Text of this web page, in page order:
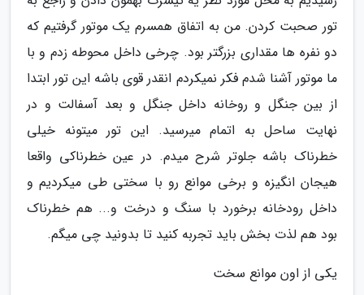
تور صحبت کردن. من به اتفاق همسرم یک موتور گرفتیم که
دو نفره ها مقداری بزرگتر بود. چرخی داخل محوطه زدم و با
ما موتور آشنا شدم فکر نمیکردم انقدر قوی باشه این تور ابتدا
از بین جنگل و روخانه داخل جنگل و بعد آسفالت و در
نهایت ساحل به اتمام میرسید. این تور میتونه خیلی
خطرناک باشه جلوتر شرح میدم. در عین خطرناکی واقعا
هیجان انگیزه و برخی موانع رو با سختی طی میکردیم و
داخل رودخانه برخورد با سنگ و درخت و... هم خطرناک
بود هم لذت بخش باید تجربه کنید تا بدونید چی میگم.
یکی از اون موانع سخت